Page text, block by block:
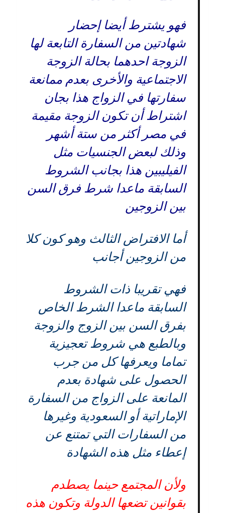
فهو يشترط أيضا إحضار
شهادتين من السفارة التابعة لها
الزوجة احدهما بحالة الزوجة
الاجتماعية والأخرى بعدم ممانعة
سفارتها في الزواج هذا بجان
اشتراط أن تكون الزوجة مقيمة
في مصر أكثر من ستة أشهر
وذلك لبعض الجنسيات مثل
الفيليبين هذا بجانب الشروط
السابقة ماعدا شرط فرق السن
بين الزوجين
أما الافتراض الثالث وهو كون كلا
من الزوجين أجانب
فهي تقريبا ذات الشروط
السابقة ماعدا الشرط الخاص
بفرق السن بين الزوج والزوجة
وبالطبع هي شروط تعجيزية
تماما ويعرفها كل من جرب
الحصول على شهادة بعدم
المانعة على الزواج من السفارة
الإماراتية أو السعودية وغيرها
من السفارات التي تمتنع عن
إعطاء مثل هذه الشهادة
ولأن المجتمع حينما يصطدم
بقوانين تضعها الدولة وتكون هذه